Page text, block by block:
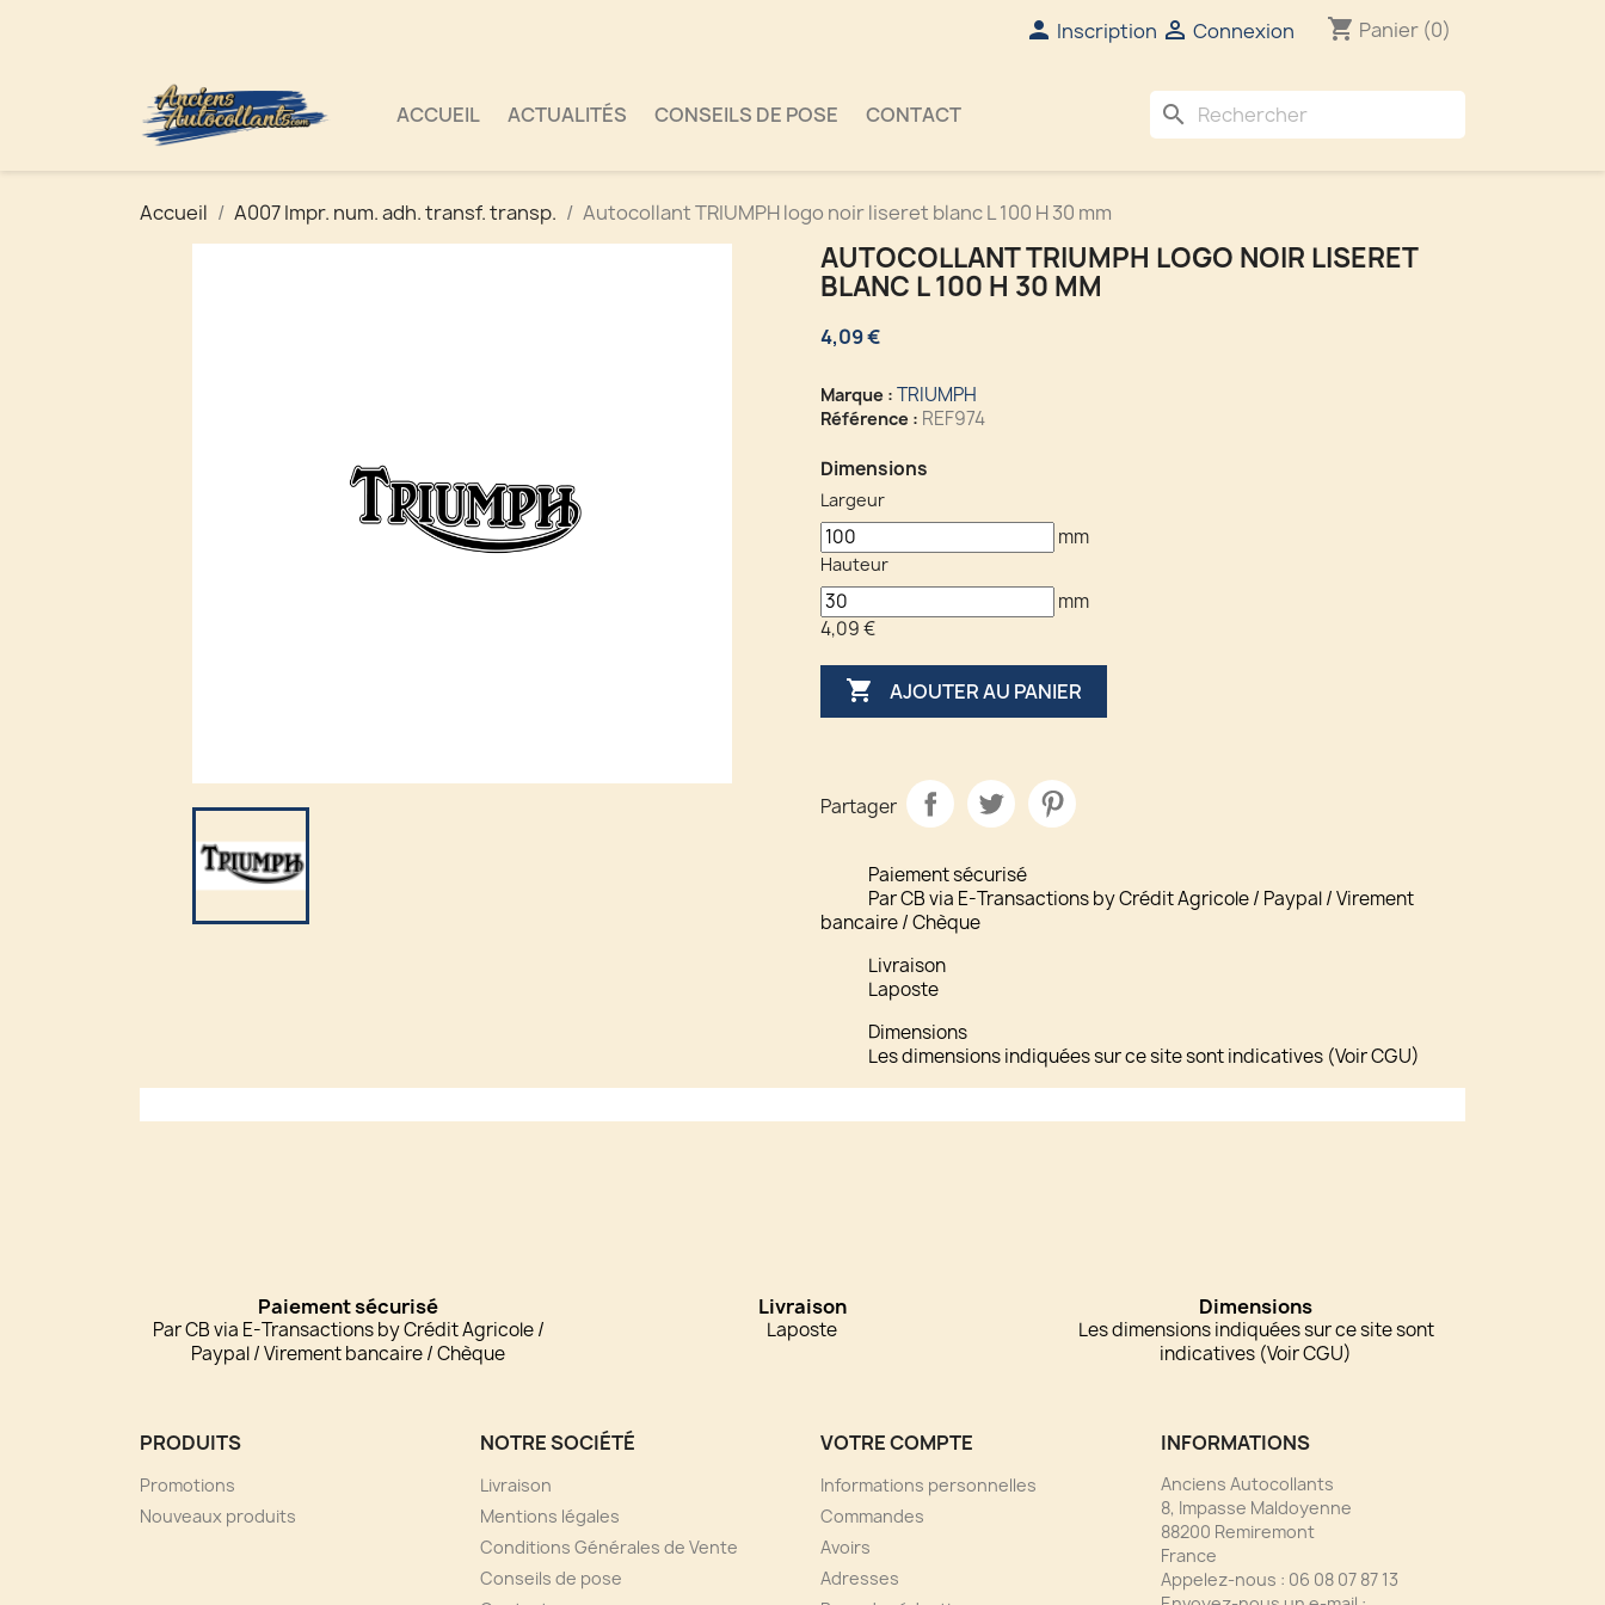
 Inscription  Connexion shopping_cart Panier (0)
ACCUEIL ACTUALITÉS CONSEILS DE POSE CONTACT search
Accueil A007 Impr. num. adh. transf. transp. Autocollant TRIUMPH logo noir liseret blanc L 100 H 30 mm
AUTOCOLLANT TRIUMPH LOGO NOIR LISERET
BLANC L 100 H 30 MM
4,09 €
Marque : TRIUMPH
Référence : REF974
Dimensions
Largeur
mm
Hauteur
mm
4,09 €
 AJOUTER AU PANIER
Partager
Paiement sécurisé
Par CB via E-Transactions by Crédit Agricole / Paypal / Virement
bancaire / Chèque
Livraison
Laposte
Dimensions
Les dimensions indiquées sur ce site sont indicatives (Voir CGU)
Paiement sécurisé
Par CB via E-Transactions by Crédit Agricole /
Paypal / Virement bancaire / Chèque
Livraison
Laposte
Dimensions
Les dimensions indiquées sur ce site sont
indicatives (Voir CGU)
PRODUITS
Promotions
Nouveaux produits
NOTRE SOCIÉTÉ
Livraison
Mentions légales
Conditions Générales de Vente
Conseils de pose
VOTRE COMPTE
Informations personnelles
Commandes
Avoirs
Adresses
INFORMATIONS
Anciens Autocollants
8, Impasse Maldoyenne
88200 Remiremont
France
Appelez-nous : 06 08 07 87 13